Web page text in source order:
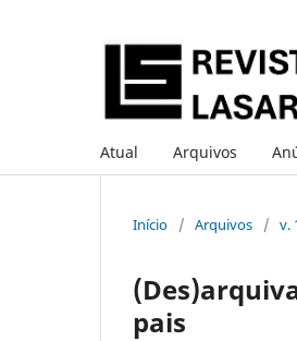
Atual Arquivos
Início / Arquivos / v.
pais